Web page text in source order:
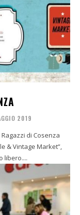
2019
di Cosenza
& Vintage Market”,
libero....